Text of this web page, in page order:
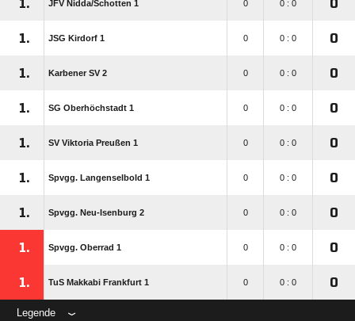
1. JFV Nidda/​Schotten 1 0 0 : 0 0
1. JSG Kirdorf 1 0 0 : 0 0
1. Karbener SV 2 0 0 : 0 0
1. SG Oberhöchstadt 1 0 0 : 0 0
1. SV Viktoria Preußen 1 0 0 : 0 0
1. Spvgg. Langenselbold 1 0 0 : 0 0
1. Spvgg. Neu-Isenburg 2 0 0 : 0 0
1. Spvgg. Oberrad 1 0 0 : 0 0
1. TuS Makkabi Frankfurt 1 0 0 : 0 0
Legende